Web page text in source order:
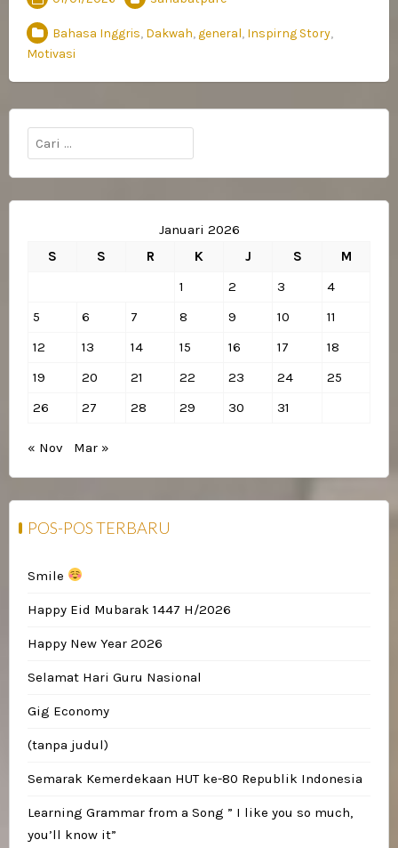
Bahasa Inggris, Dakwah, general, Inspirng Story,
Motivasi
Cari
untuk:
Januari 2026
S
S R K J S
M
1
2 3
4
5
6 7 8 9 10
11
12
13 14 15 16 17
18
19
20 21 22 23 24
25
26
27 28 29 30 31
« Nov Mar »
POS-POS TERBARU
Smile
Happy Eid Mubarak 1447 H/2026
Happy New Year 2026
Selamat Hari Guru Nasional
Gig Economy
(tanpa judul)
Semarak Kemerdekaan HUT ke-80 Republik Indonesia
Learning Grammar from a Song ” I like you so much,
you’ll know it”